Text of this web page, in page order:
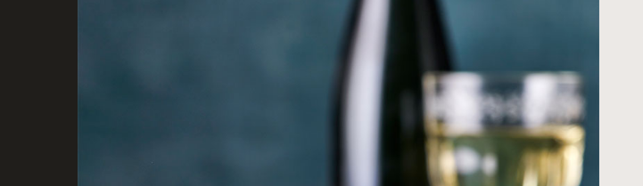
MORTENSAFTEN
EFTERÅR
VINTER